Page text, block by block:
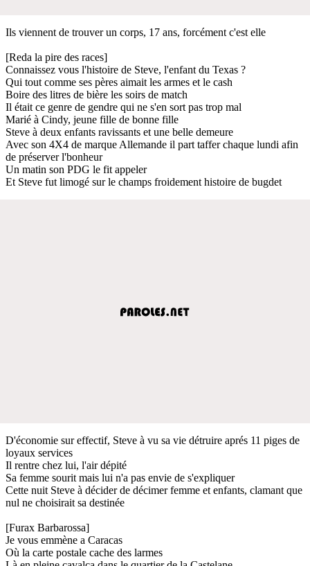
Ils viennent de trouver un corps, 17 ans, forcément c'est elle
[Reda la pire des races]
Connaissez vous l'histoire de Steve, l'enfant du Texas ?
Qui tout comme ses pères aimait les armes et le cash
Boire des litres de bière les soirs de match
Il était ce genre de gendre qui ne s'en sort pas trop mal
Marié à Cindy, jeune fille de bonne fille
Steve à deux enfants ravissants et une belle demeure
Avec son 4X4 de marque Allemande il part taffer chaque lundi afin
de préserver l'bonheur
Un matin son PDG le fit appeler
Et Steve fut limogé sur le champs froidement histoire de bugdet
D'économie sur effectif, Steve à vu sa vie détruire aprés 11 piges de
loyaux services
Il rentre chez lui, l'air dépité
Sa femme sourit mais lui n'a pas envie de s'expliquer
Cette nuit Steve à décider de décimer femme et enfants, clamant que
nul ne choisirait sa destinée
[Furax Barbarossa]
Je vous emmène a Caracas
Où la carte postale cache des larmes